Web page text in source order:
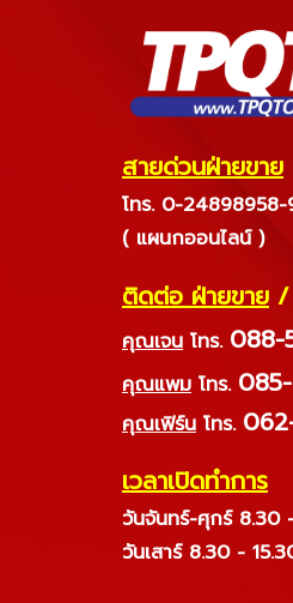
สายด่วนฝ่ายขาย
โทร. 0-24898958-
( แผนกออนไลน์ )
ติดต่อ ฝ่ายขาย /
คุณเจน โทร. 088-
คุณแพม โทร.
คุณเฟิร์น โทร.
เวลาเปิดทำการ
วันจันทร์-ศุกร์ 8.30
วันเสาร์ 8.30 -